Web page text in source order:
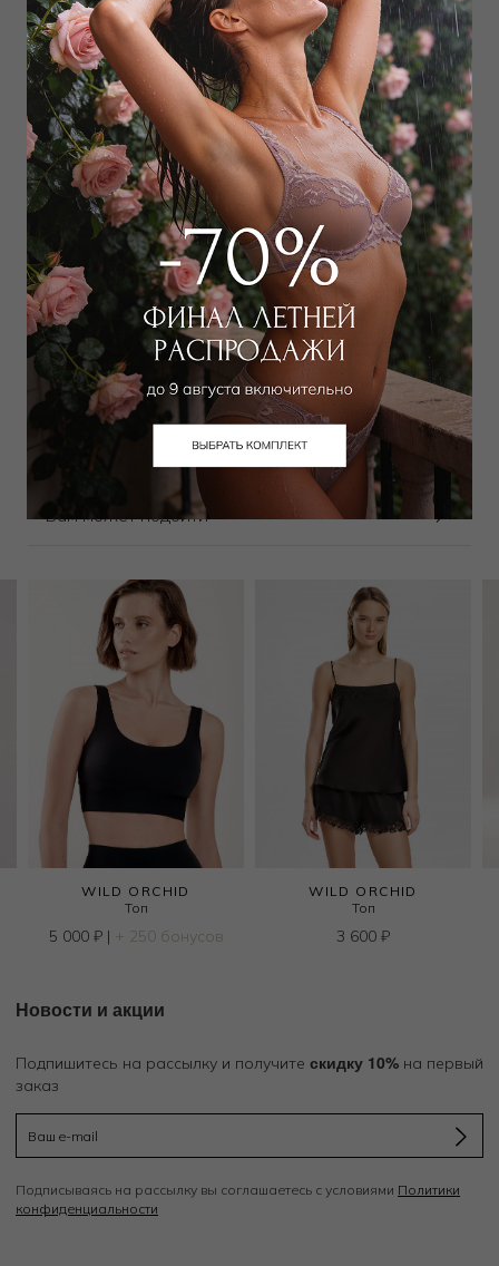
Дополнить образ
Брюки
41 000
25 650₽
Вам может подойти
WILD ORCHID
Топ
5 000 ₽| + 250 бонусов
WILD ORCHID
Топ
3 600 ₽
Новости и акции
Подпишитесь на рассылку и получите скидку 10% на первый
заказ
Подписываясь на рассылку вы соглашаетесь с условиями Политики
конфиденциальности